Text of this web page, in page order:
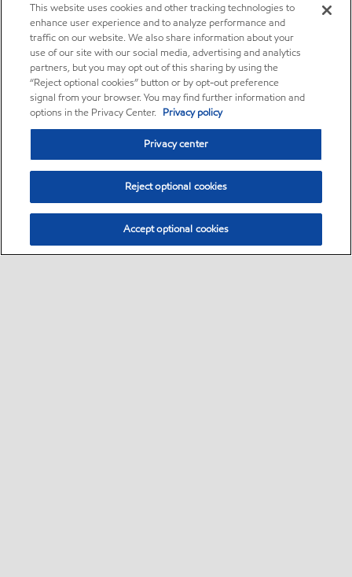
This website uses cookies and other tracking technologies to
enhance user experience and to analyze performance and
traffic on our website. We also share information about your
use of our site with our social media, advertising and analytics
partners, but you may opt out of this sharing by using the
“Reject optional cookies” button or by opt-out preference
signal from your browser. You may find further information and
options in the Privacy Center. Privacy policy
Privacy center
Reject optional cookies
Accept optional cookies